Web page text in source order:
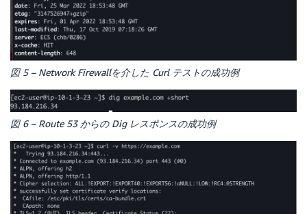
図 5 – Network Firewallを介した Curl テストの成功例
図 6 – Route 53 からの Dig レスポンスの成功例